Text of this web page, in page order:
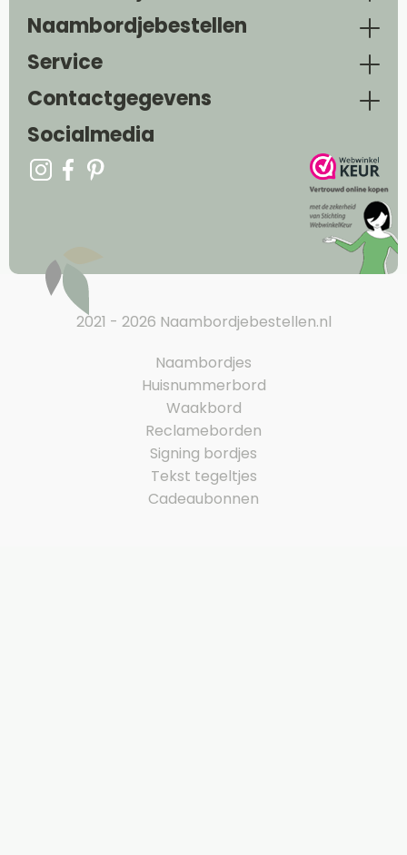
Naambordjebestellen
Service
Contactgegevens
Socialmedia
2021 - 2026 Naambordjebestellen.nl
Naambordjes
Huisnummerbord
Waakbord
Reclameborden
Signing bordjes
Tekst tegeltjes
Cadeaubonnen